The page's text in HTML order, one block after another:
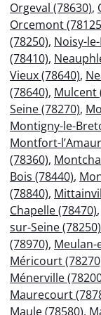
Orgeval (78630),
Orcemont
(78250), Noisy-
(78410),
Vieux (78640),
(78640), Mulcent
Seine (78270),
Montigny-le-
Montfort-
(78360),
Bois (78440),
(78840),
Chapelle (78470),
sur-Seine (78250)
(78970), Meulan-
Méricourt
Ménerville
Maurecourt
Maule (78580),